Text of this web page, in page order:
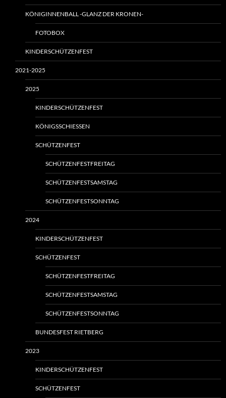
KÖNIGINNENBALL -GLANZ DER KRONEN-
FOTOBOX
KINDERSCHÜTZENFEST
2021-2025
2025
KINDERSCHÜTZENFEST
KÖNIGSSCHIESSEN
SCHÜTZENFEST
SCHÜTZENFESTFREITAG
SCHÜTZENFESTSAMSTAG
SCHÜTZENFESTSONNTAG
2024
KINDERSCHÜTZENFEST
SCHÜTZENFEST
SCHÜTZENFESTFREITAG
SCHÜTZENFESTSAMSTAG
SCHÜTZENFESTSONNTAG
BUNDESFEST RIETBERG
2023
KINDERSCHÜTZENFEST
SCHÜTZENFEST